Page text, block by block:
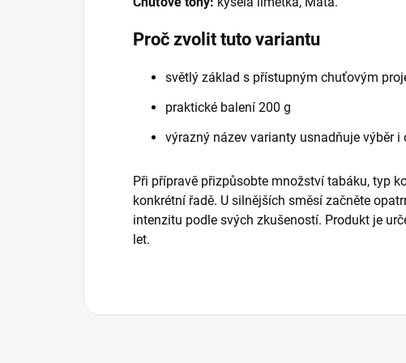
Proč zvolit tuto variantu
světlý základ s přístupným chuťovým
praktické balení 200 g
výrazný název varianty usnadňuje výběr i
Při přípravě přizpůsobte množství tabáku, typ
konkrétní řadě. U silnějších směsí začněte
intenzitu podle svých zkušeností. Produkt je
let.